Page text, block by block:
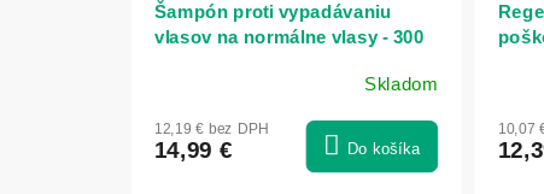
Šampón proti vypadávaniu
vlasov na normálne vlasy - 300
Skladom
12,19 € bez DPH
14,99 € Do košíka
10,07